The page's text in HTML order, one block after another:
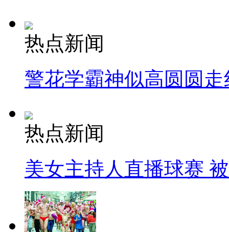
热点新闻
警花学霸神似高圆圆走
热点新闻
美女主持人直播球赛